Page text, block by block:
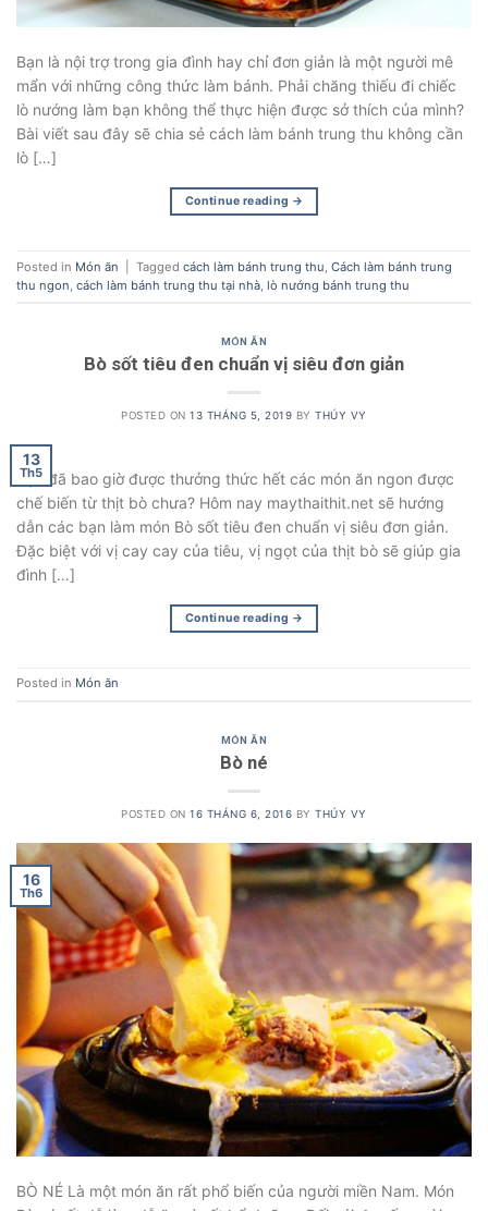
Bạn là nội trợ trong gia đình hay chỉ đơn giản là một người mê
mẩn với những công thức làm bánh. Phải chăng thiếu đi chiếc
lò nướng làm bạn không thể thực hiện được sở thích của mình?
Bài viết sau đây sẽ chia sẻ cách làm bánh trung thu không cần
lò […]
Continue reading →
Posted in Món ăn Tagged cách làm bánh trung thu Cách làm bánh trung
thu ngon cách làm bánh trung thu tại nhà lò nướng bánh trung thu
MÓN ĂN
Bò sốt tiêu đen chuẩn vị siêu đơn giản
POSTED ON13 THÁNG 5, 2019 BYTHÚY VY
13
Th5
Bạn đã bao giờ được thưởng thức hết các món ăn ngon được
chế biến từ thịt bò chưa? Hôm nay maythaithit.net sẽ hướng
dẫn các bạn làm món Bò sốt tiêu đen chuẩn vị siêu đơn giản.
Đặc biệt với vị cay cay của tiêu, vị ngọt của thịt bò sẽ giúp gia
đình […]
Continue reading →
Posted in Món ăn
MÓN ĂN
Bò né
POSTED ON16 THÁNG 6, 2016 BYTHÚY VY
16
Th6
BÒ NÉ Là một món ăn rất phổ biến của người miền Nam. Món